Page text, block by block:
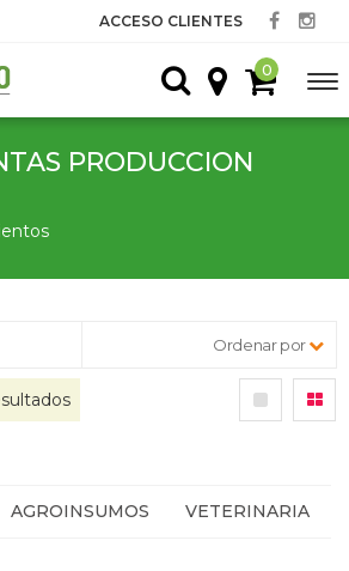
ACCESO CLIENTES
0
PRODUCCION
Ordenar por
AGROINSUMOS VETERINARIA